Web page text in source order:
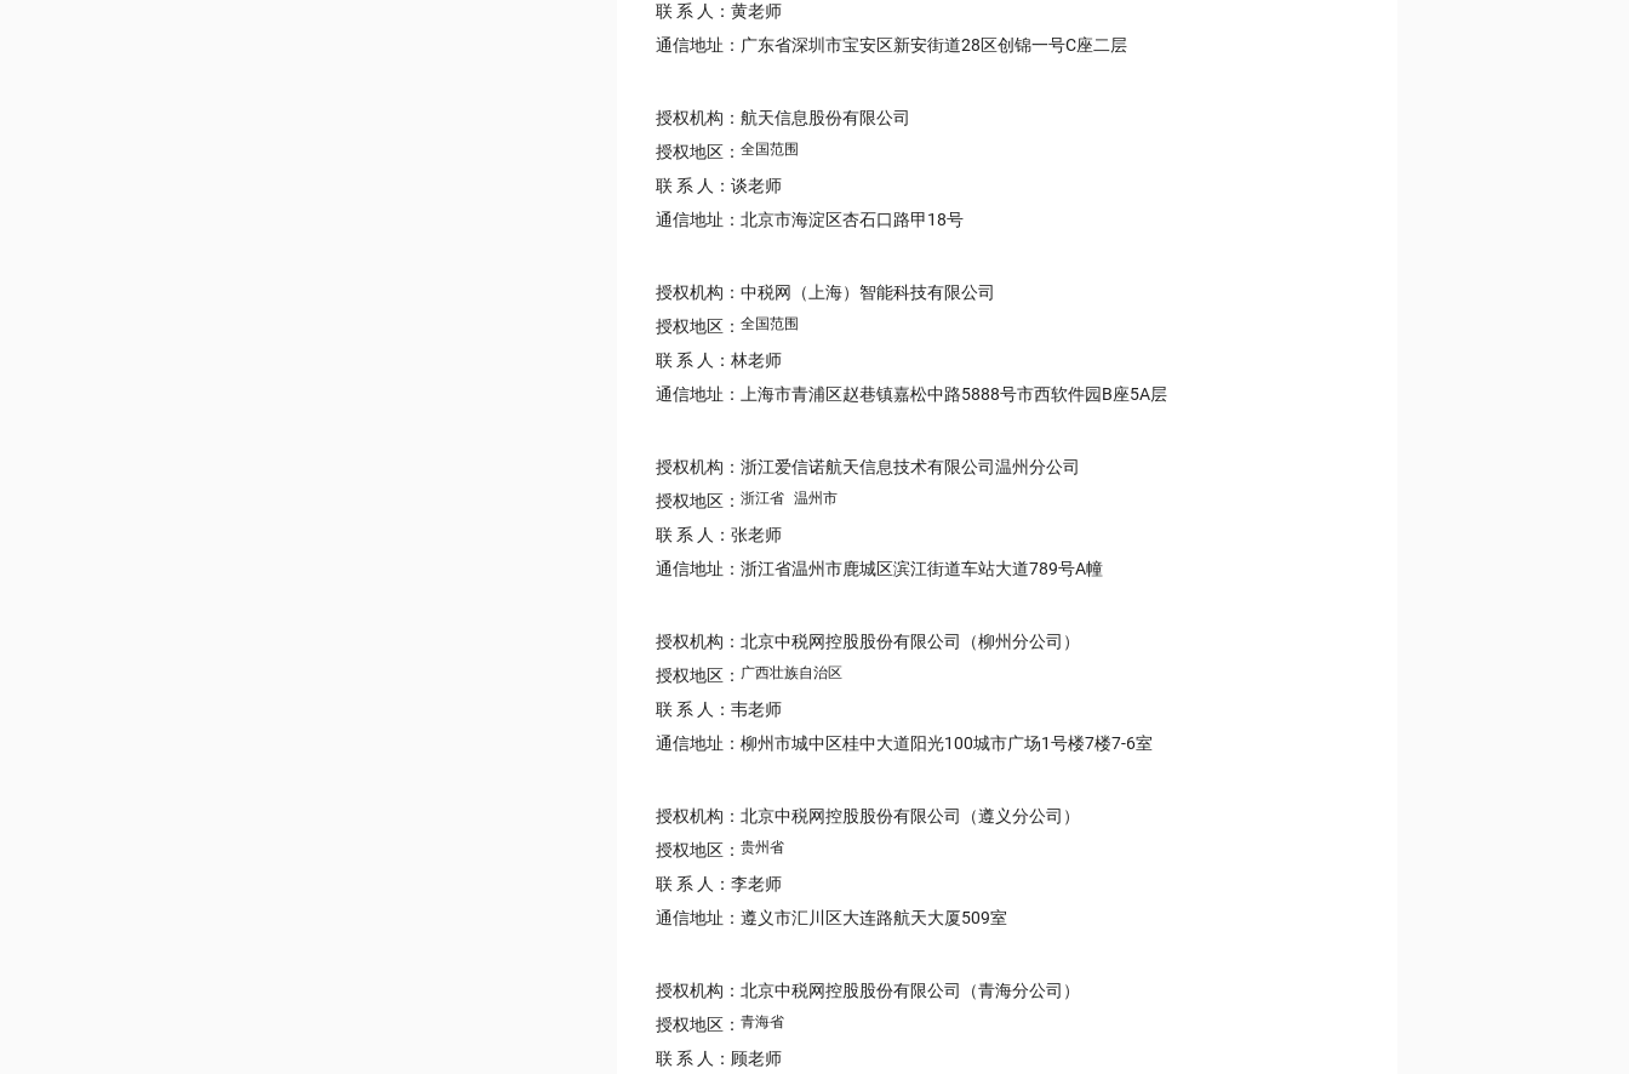
联 系 人：黄老师
通信地址：广东省深圳市宝安区新安街道28区创锦一号C座二层
授权机构：航天信息股份有限公司
授权地区： 全国范围
联 系 人：谈老师
通信地址：北京市海淀区杏石口路甲18号
授权机构：中税网（上海）智能科技有限公司
授权地区： 全国范围
联 系 人：林老师
通信地址：上海市青浦区赵巷镇嘉松中路5888号市西软件园B座5A层
授权机构：浙江爱信诺航天信息技术有限公司温州分公司
授权地区： 浙江省 温州市
联 系 人：张老师
通信地址：浙江省温州市鹿城区滨江街道车站大道789号A幢
授权机构：北京中税网控股股份有限公司（柳州分公司）
授权地区： 广西壮族自治区
联 系 人：韦老师
通信地址：柳州市城中区桂中大道阳光100城市广场1号楼7楼7-6室
授权机构：北京中税网控股股份有限公司（遵义分公司）
授权地区： 贵州省
联 系 人：李老师
通信地址：遵义市汇川区大连路航天大厦509室
授权机构：北京中税网控股股份有限公司（青海分公司）
授权地区： 青海省
联 系 人：顾老师